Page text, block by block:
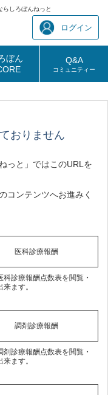
らしろぼんねっと
ログイン
ぼん
Q&A
コミュニティー
おりません
っと」ではこのURLを
コンテンツへお進みく
医科診療報酬
科診療報酬点数表を閲覧・
ます。
調剤診療報酬
剤診療報酬点数表を閲覧・
ます。